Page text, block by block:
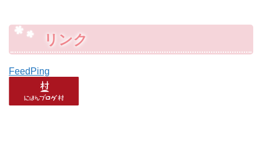
リンク
FeedPing